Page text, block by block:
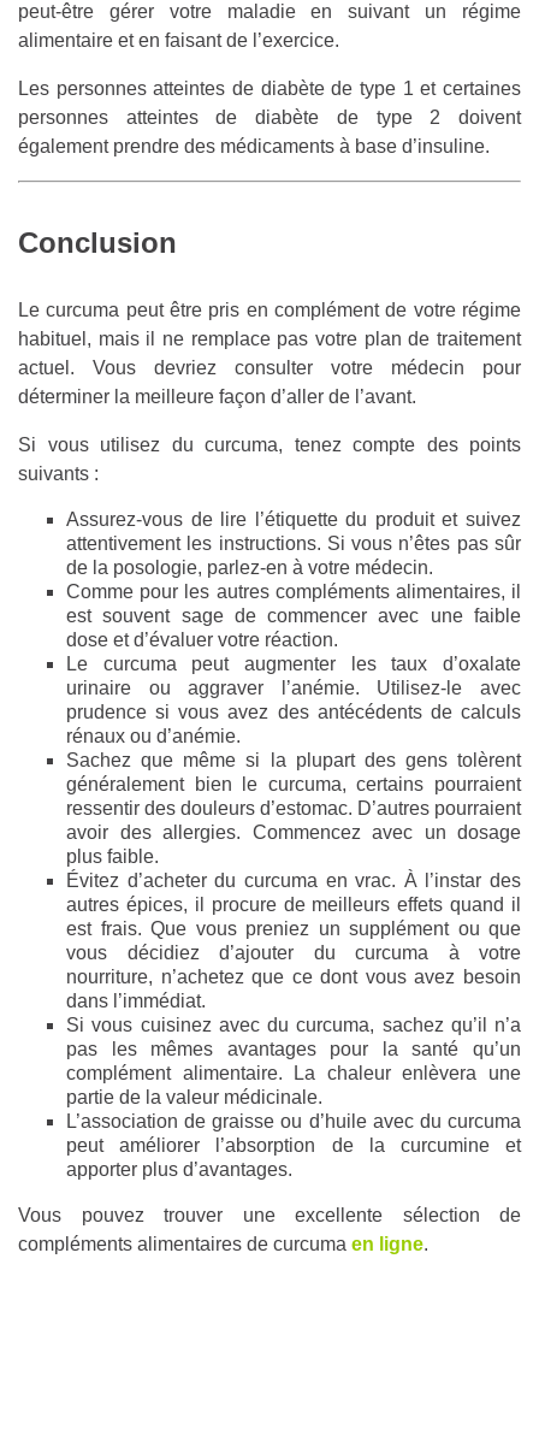
peut-être gérer votre maladie en suivant un régime
alimentaire et en faisant de l’exercice.
Les personnes atteintes de diabète de type 1 et certaines
personnes atteintes de diabète de type 2 doivent
également prendre des médicaments à base d’insuline.
Conclusion
Le curcuma peut être pris en complément de votre régime
habituel, mais il ne remplace pas votre plan de traitement
actuel. Vous devriez consulter votre médecin pour
déterminer la meilleure façon d’aller de l’avant.
Si vous utilisez du curcuma, tenez compte des points
suivants :
Assurez-vous de lire l’étiquette du produit et suivez
attentivement les instructions. Si vous n’êtes pas sûr
de la posologie, parlez-en à votre médecin.
Comme pour les autres compléments alimentaires, il
est souvent sage de commencer avec une faible
dose et d’évaluer votre réaction.
Le curcuma peut augmenter les taux d’oxalate
urinaire ou aggraver l’anémie. Utilisez-le avec
prudence si vous avez des antécédents de calculs
rénaux ou d’anémie.
Sachez que même si la plupart des gens tolèrent
généralement bien le curcuma, certains pourraient
ressentir des douleurs d’estomac. D’autres pourraient
avoir des allergies. Commencez avec un dosage
plus faible.
Évitez d’acheter du curcuma en vrac. À l’instar des
autres épices, il procure de meilleurs effets quand il
est frais. Que vous preniez un supplément ou que
vous décidiez d’ajouter du curcuma à votre
nourriture, n’achetez que ce dont vous avez besoin
dans l’immédiat.
Si vous cuisinez avec du curcuma, sachez qu’il n’a
pas les mêmes avantages pour la santé qu’un
complément alimentaire. La chaleur enlèvera une
partie de la valeur médicinale.
L’association de graisse ou d’huile avec du curcuma
peut améliorer l’absorption de la curcumine et
apporter plus d’avantages.
Vous pouvez trouver une excellente sélection de
compléments alimentaires de curcuma en ligne.